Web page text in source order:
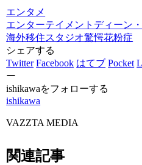
エンタメ
エンターテイメント ディーン
海外移住スタジオ驚愕花粉症
シェアする
Twitter Facebook はてブ Pocket
ー
ishikawaをフォローする
ishikawa
VAZZTA MEDIA
関連記事